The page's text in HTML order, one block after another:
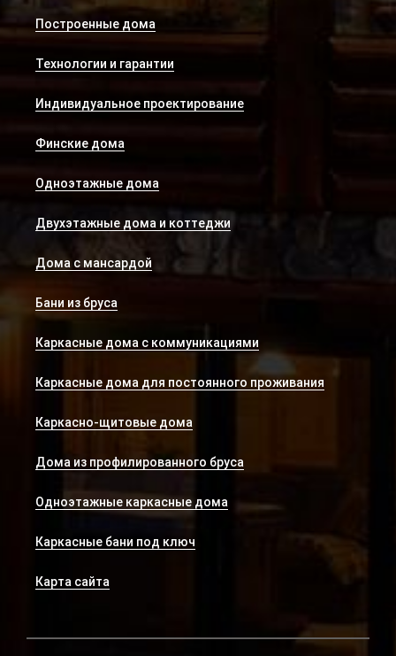
Построенные дома
Технологии и гарантии
Индивидуальное проектирование
Финские дома
Одноэтажные дома
Двухэтажные дома и коттеджи
Дома с мансардой
Бани из бруса
Каркасные дома с коммуникациями
Каркасные дома для постоянного проживания
Каркасно-щитовые дома
Дома из профилированного бруса
Одноэтажные каркасные дома
Каркасные бани под ключ
Карта сайта